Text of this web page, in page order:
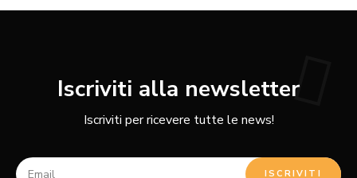
Iscriviti alla newsletter
Iscriviti per ricevere tutte le news!